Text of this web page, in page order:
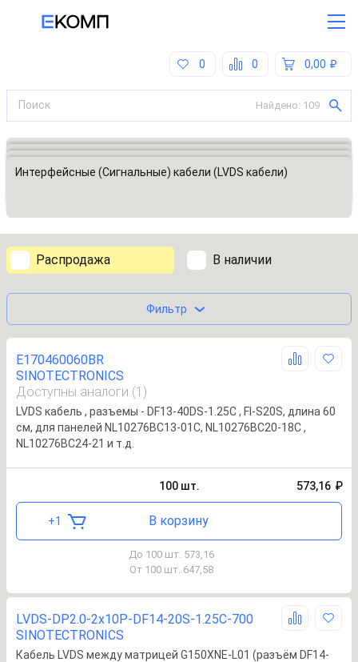
0,00
0
0
Найдено: 109
Все категории
Дисплеи и модули индикации
Аксессуары для TFT панелей
Интерфейсные (Сигнальные) кабели (LVDS кабели)
Распродажа В наличии
Фильтр
E170460060BR
SINOTECTRONICS
Доступны аналоги (1)
LVDS кабель , разъемы - DF13-40DS-1.25C , FI-S20S, длина 60
cм, для панелей NL10276BC13-01С, NL10276BC20-18C ,
NL10276BC24-21 и т.д.
100 шт. 573,16 ₽
+1 В корзину
До 100 шт. 573,16
От 100 шт. 647,58
LVDS-DP2.0-2x10P-DF14-20S-1.25C-700
SINOTECTRONICS
Кабель LVDS между матрицей G150XNE-L01 (разъём DF14-